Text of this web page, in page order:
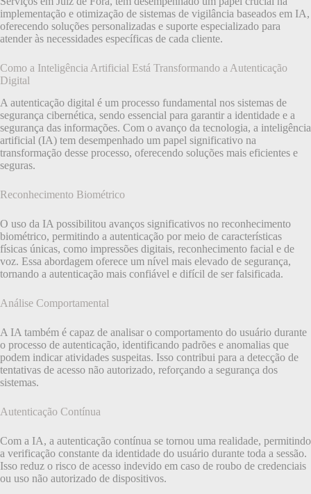
implementação e otimização de sistemas de vigilância baseados em IA,
oferecendo soluções personalizadas e suporte especializado para
atender às necessidades específicas de cada cliente.
Como a Inteligência Artificial Está Transformando a Autenticação
Digital
A autenticação digital é um processo fundamental nos sistemas de
segurança cibernética, sendo essencial para garantir a identidade e a
segurança das informações. Com o avanço da tecnologia, a inteligência
artificial (IA) tem desempenhado um papel significativo na
transformação desse processo, oferecendo soluções mais eficientes e
seguras.
Reconhecimento Biométrico
O uso da IA possibilitou avanços significativos no reconhecimento
biométrico, permitindo a autenticação por meio de características
físicas únicas, como impressões digitais, reconhecimento facial e de
voz. Essa abordagem oferece um nível mais elevado de segurança,
tornando a autenticação mais confiável e difícil de ser falsificada.
Análise Comportamental
A IA também é capaz de analisar o comportamento do usuário durante
o processo de autenticação, identificando padrões e anomalias que
podem indicar atividades suspeitas. Isso contribui para a detecção de
tentativas de acesso não autorizado, reforçando a segurança dos
sistemas.
Autenticação Contínua
Com a IA, a autenticação contínua se tornou uma realidade, permitindo
a verificação constante da identidade do usuário durante toda a sessão.
Isso reduz o risco de acesso indevido em caso de roubo de credenciais
ou uso não autorizado de dispositivos.